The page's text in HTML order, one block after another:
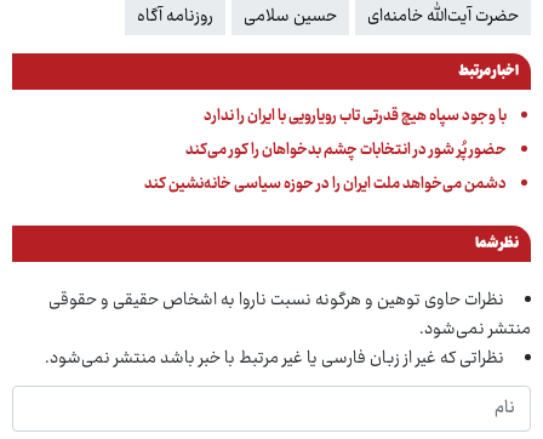
حضرت آیت‌الله خامنه‌ای
حسین سلامی روزنامه آگاه
اخبار مرتبط
با وجود سپاه هیچ قدرتی تاب رویارویی با ایران را ندارد
حضور پُر شور در انتخابات چشم بدخواهان را کور می‌کند
دشمن می‌خواهد ملت ایران را در حوزه سیاسی خانه‌نشین کند
نظر شما
نظرات حاوی توهین و هرگونه نسبت ناروا به اشخاص حقیقی و حقوقی
منتشر نمی‌شود.
نظراتی که غیر از زبان فارسی یا غیر مرتبط با خبر باشد منتشر نمی‌شود.